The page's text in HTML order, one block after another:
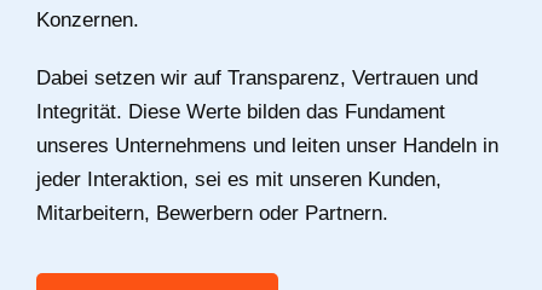
Konzernen.
Dabei setzen wir auf Transparenz, Vertrauen und
Integrität. Diese Werte bilden das Fundament
unseres Unternehmens und leiten unser Handeln in
jeder Interaktion, sei es mit unseren Kunden,
Mitarbeitern, Bewerbern oder Partnern.